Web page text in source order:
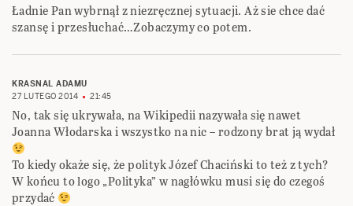
Ładnie Pan wybrnął z niezręcznej sytuacji. Aż sie chce dać
szansę i przesłuchać…Zobaczymy co potem.
KRASNAL ADAMU
27 LUTEGO 2014
21:45
No, tak się ukrywała, na Wikipedii nazywała się nawet
Joanna Włodarska i wszystko na nic – rodzony brat ją wydał
To kiedy okaże się, że polityk Józef Chaciński to też z tych?
W końcu to logo „Polityka” w nagłówku musi się do czegoś
przydać